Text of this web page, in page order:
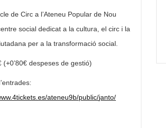
de Circ a l’Ateneu Popular de Nou
social dedicat a la cultura, el circ i la
per a la transformació social.
(+0’80€ despeses de gestió)
ateneu9b/public/janto/